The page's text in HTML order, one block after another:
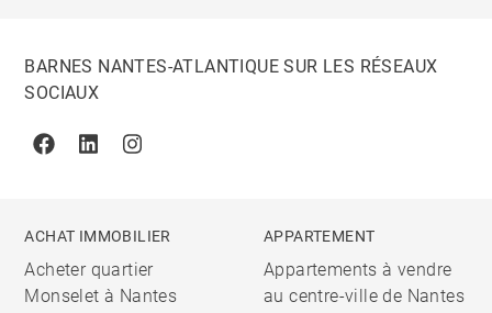
BARNES NANTES-ATLANTIQUE SUR LES RÉSEAUX
SOCIAUX
FacebookLinkedinInstagram
ACHAT IMMOBILIER
Acheter quartier
Monselet à Nantes
APPARTEMENT
Appartements à vendre
au centre-ville de Nantes